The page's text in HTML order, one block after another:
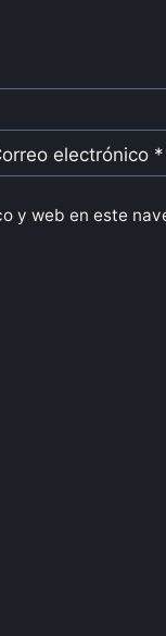
electrónico *
y web en este